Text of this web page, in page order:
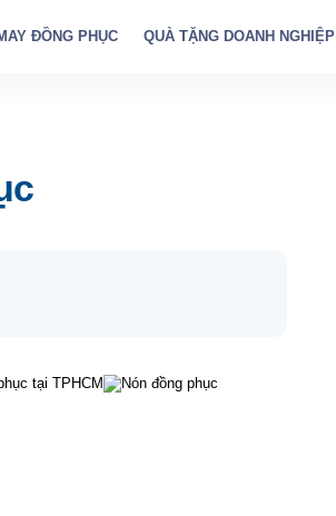
ĐỒNG PHỤC QUÀ TẶNG DOANH NGHIỆP